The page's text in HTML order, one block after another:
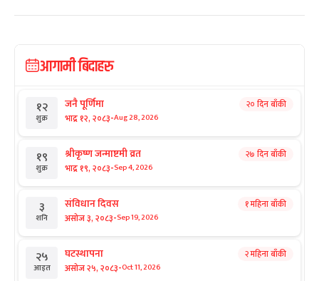
आगामी बिदाहरु
१२
शुक्र
जनै पूर्णिमा
भाद्र १२, २०८३-Aug 28, 2026
२० दिन बाँकी
१९
शुक्र
श्रीकृष्ण जन्माष्टमी व्रत
भाद्र १९, २०८३-Sep 4, 2026
२७ दिन बाँकी
३
शनि
संविधान दिवस
असोज ३, २०८३-Sep 19, 2026
१ महिना बाँकी
२५
आइत
घटस्थापना
असोज २५, २०८३-Oct 11, 2026
२ महिना बाँकी